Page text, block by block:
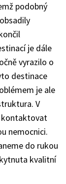
podobný
je dále
vyrazilo o
destinace
je ale
V
kontaktovat
nemocnici.
do rukou
kvalitní